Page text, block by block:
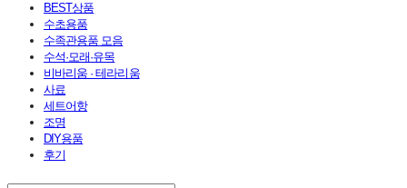
BEST상품
수초용품
수족관용품 모음
수석·모래·유목
비바리움 · 테라리움
사료
세트어항
조명
DIY용품
후기